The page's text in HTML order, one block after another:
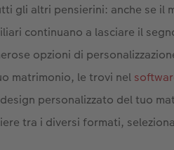
gli altri pensierini: anche se il
continuano a lasciare il
opzioni di
matrimonio, le trovi nel
personalizzato del tuo
tra i diversi formati,